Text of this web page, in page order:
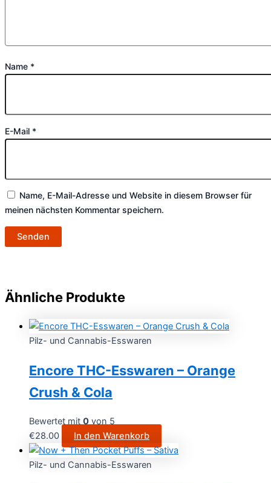
Name *
E-Mail *
Name, E-Mail-Adresse und Website in diesem Browser für
meinen nächsten Kommentar speichern.
Ähnliche Produkte
Pilz- und Cannabis-Esswaren
Encore THC-Esswaren – Orange
Crush & Cola
Bewertet mit 0 von 5
€28.00 In den Warenkorb
Pilz- und Cannabis-Esswaren